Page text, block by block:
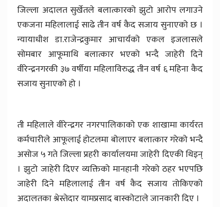
जिल्ला अदालत सुर्खेतले बलात्कारको झुटो आरोप लगाउने
एकजना महिलालाई साढे तीन वर्ष कैद सजाय सुनाएको छ ।
न्यायाधीश डा.राजेन्द्रकुमार आचार्यको एकल इजलासले
सोमबार आफूमाथि बलात्कार भएको भन्दै जाहेरी दिने
वीरेन्द्रनगरकी ३७ वर्षीया महिलाविरुद्ध तीन वर्ष ६ महिना कैद
सजाय सुनाएको हो ।
ती महिलाले वीरेन्द्रगर नगरपालिकाको एक शाखामा कार्यरत
कर्मचारीले आफूलाई होटलमा बोलाएर बलात्कार गरेको भन्दै
असोज ५ गते जिल्ला प्रहरी कार्यालयमा जाहेरी दिएकी थिइन्
। झुटो जाहेरी दिएर व्यक्तिको मानहानी गरेको ठहर भएपछि
जाहेरी दिने महिलालाई तीन वर्ष कैद सजाय तोकिएको
अदालतका श्रेस्तेदार यामप्रसाद बास्कोटाले जानकारी दिए ।